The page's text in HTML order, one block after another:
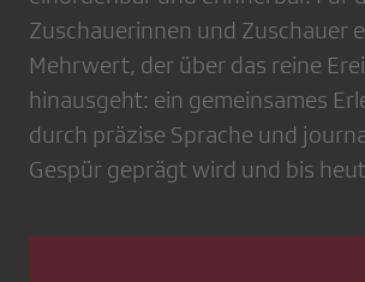
Zuschauerinnen und Zuschauer
Mehrwert, der über das reine
hinausgeht: ein gemeinsames
durch präzise Sprache und
Gespür geprägt wird und bis